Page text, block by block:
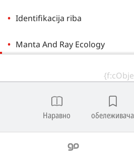
Identifikacija riba
Manta And Ray Ecology
Marine Invertebrate Ecology
Marine Ecology
Marine Mammal Ecology
Nudibranch Ecology
Наравно обележивача